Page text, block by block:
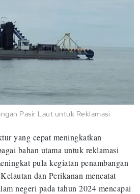
Pasir Laut untuk Reklamasi
yang cepat meningkatkan
bahan utama untuk reklamasi
pula kegiatan penambangan
dan Perikanan mencatat
negeri pada tahun 2024 mencapai